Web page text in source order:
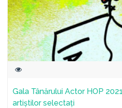
Gala Tânărului Actor HOP
artiștilor selectați